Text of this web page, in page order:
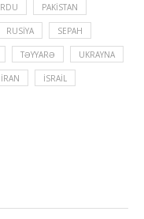
PAKISTAN
RUSIYA SEPAH
TƏYYARƏ UKRAYNA
İRAN İSRAIL